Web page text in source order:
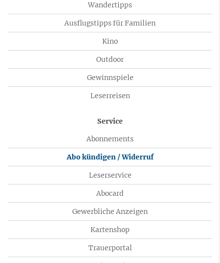
Wandertipps
Ausflugstipps für Familien
Kino
Outdoor
Gewinnspiele
Leserreisen
Service
Abonnements
Abo kündigen / Widerruf
Leserservice
Abocard
Gewerbliche Anzeigen
Kartenshop
Trauerportal